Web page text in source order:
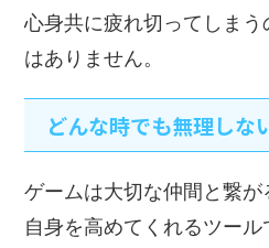
心身共に疲れ切ってしま
はありません。
どんな時でも無理しな
ゲームは大切な仲間と繋
自身を高めてくれるツー